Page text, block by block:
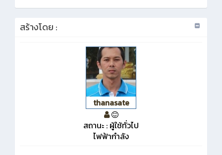
สร้างโดย :
thanasate
สถานะ : ผู้ใช้ทั่วไป
ไฟฟ้ากำลัง